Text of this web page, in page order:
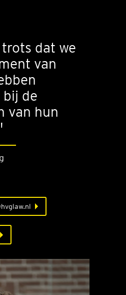
dat we
van
de
van hun